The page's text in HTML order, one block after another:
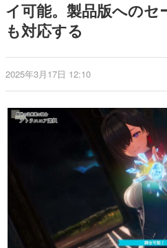
新世代に訊く
これからのデジタルゲ
の姿を追い、彼らのルー
ゲーム世代の作家
ゲームに多大な影響を
日本のコンテンツ産業
画です。
日本モバイルゲーム
日本のモバイルゲーム
ルを網羅するほか、開
解説を掲載。約20年の
若ゲのいたり〜ゲ
『うつヌケ』『ペンと
一先生によるゲーム業
なんでゲームは面
ゲーム開発者・hamatsu
イ可能。製品版へのセ
も対応する
2025年3月17日 12:10